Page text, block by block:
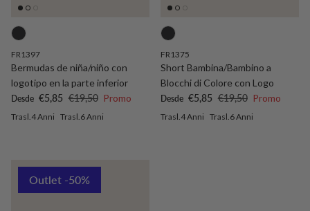
FR1397
Bermudas de niña/niño con
logotipo en la parte inferior
Precio de venta
Desde €5,85 Precio normal
€19,50 Promo
Trasl.4 Anni Trasl.6 Anni
FR1375
Short Bambina/Bambino a
Blocchi di Colore con Logo
Precio de venta
Desde €5,85 Precio normal
€19,50 Promo
Trasl.4 Anni Trasl.6 Anni
Outlet -50%